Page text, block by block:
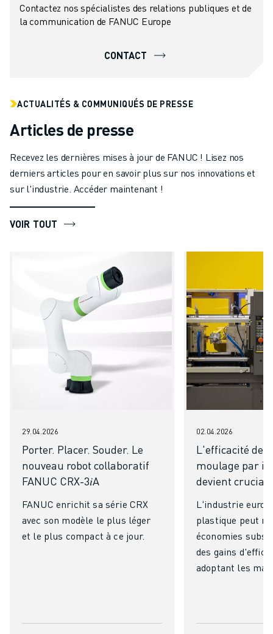
Contactez nos spécialistes des relations publiques et de
la communication de FANUC Europe
CONTACT
ACTUALITÉS & COMMUNIQUÉS DE PRESSE
Articles de presse
Recevez les dernières mises à jour de FANUC ! Lisez nos
derniers articles pour en savoir plus sur nos innovations et
sur l'industrie. Accéder maintenant !
VOIR TOUT
29.04.2026
Porter. Placer. Souder. Le
nouveau robot collaboratif
FANUC CRX-3𝑖A
FANUC enrichit sa série CRX
avec son modèle le plus léger
et le plus compact à ce jour.
02.04.2026
L'efficacité des
moulage par
devient cruciale
L'industrie
plastique peut
économies
des gains
adoptant les